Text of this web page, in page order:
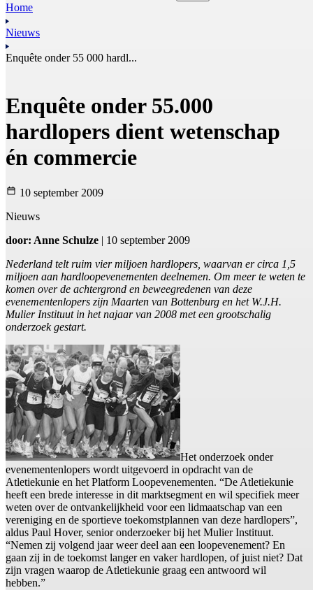
Home
Nieuws
Enquête onder 55 000 hardl...
Enquête onder 55.000
hardlopers dient wetenschap
én commercie
10 september 2009
Nieuws
door: Anne Schulze | 10 september 2009
Nederland telt ruim vier miljoen hardlopers, waarvan er circa 1,5
miljoen aan hardloopevenementen deelnemen. Om meer te weten te
komen over de achtergrond en beweegredenen van deze
evenementenlopers zijn Maarten van Bottenburg en het W.J.H.
Mulier Instituut in het najaar van 2008 met een grootschalig
onderzoek gestart.
Het onderzoek onder
evenementenlopers wordt uitgevoerd in opdracht van de
Atletiekunie en het Platform Loopevenementen. “De Atletiekunie
heeft een brede interesse in dit marktsegment en wil specifiek meer
weten over de ontvankelijkheid voor een lidmaatschap van een
vereniging en de sportieve toekomstplannen van deze hardlopers”,
aldus Paul Hover, senior onderzoeker bij het Mulier Instituut.
“Nemen zij volgend jaar weer deel aan een loopevenement? En
gaan zij in de toekomst langer en vaker hardlopen, of juist niet? Dat
zijn vragen waarop de Atletiekunie graag een antwoord wil
hebben.”